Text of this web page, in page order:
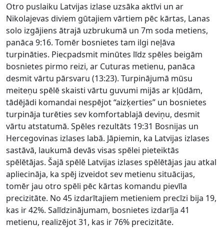
Otro puslaiku Latvijas izlase uzsāka aktīvi un ar
Nikolajevas diviem gūtajiem vārtiem pēc kārtas, Lanas
solo izgājiens ātrajā uzbrukumā un 7m soda metiens,
panāca 9:16. Tomēr bosnietes tam ilgi neļāva
turpināties. Piecpadsmit minūtes līdz spēles beigām
bosnietes pirmo reizi, ar Cuturas metienu, panāca
desmit vārtu pārsvaru (13:23). Turpinājumā mūsu
meiteņu spēlē skaisti vārtu guvumi mijās ar kļūdām,
tādējādi komandai nespējot “aizķerties” un bosnietes
turpināja turēties sev komfortablajā deviņu, desmit
vārtu atstatumā. Spēles rezultāts 19:31 Bosnijas un
Hercegovinas izlases labā. Jāpiemin, ka Latvijas izlases
sastāvā, laukumā devās visas spēlei pieteiktās
spēlētājas. Šajā spēlē Latvijas izlases spēlētājas jau atkal
apliecināja, ka spēj izveidot sev metienu situācijas,
tomēr jau otro spēli pēc kārtas komandu pievīla
precizitāte. No 45 izdarītajiem metieniem precīzi bija 19,
kas ir 42%. Salīdzinājumam, bosnietes izdarīja 41
metienu, realizējot 31, kas ir 76% precizitāte.